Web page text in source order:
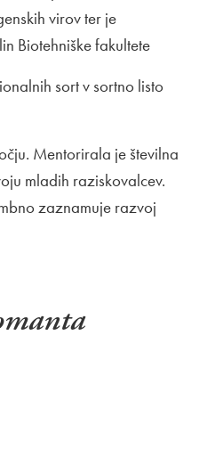
virov ter je
Biotehniške fakultete
sort v sortno listo
Mentorirala je številna
mladih raziskovalcev.
zaznamuje razvoj